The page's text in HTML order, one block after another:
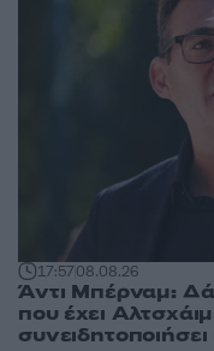
17:5708.08.26
Άντι Μπέρναμ:
που έχει